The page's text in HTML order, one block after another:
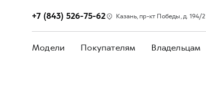
+7 (843) 526-75-62 Казань, пр-кт Победы, д. 194/2
Модели Покупателям Владельцам